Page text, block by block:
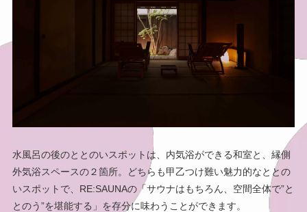
水風呂の後のととのいスポットは、内気浴ができる和室と、縁側
外気浴スペースの２箇所。どちらも甲乙つけ難い魅力的なととの
いスポットで、RE:SAUNAの「サウナはもちろん、空間全体で”と
とのう”を堪能する」を存分に味わうことができます。